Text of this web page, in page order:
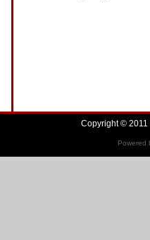
Copyright © 2011
Powered